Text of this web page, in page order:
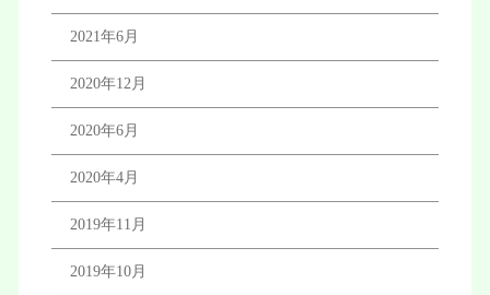
2021年6月
2020年12月
2020年6月
2020年4月
2019年11月
2019年10月